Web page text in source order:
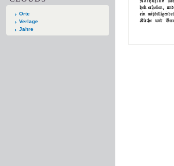
Orte
Verlage
Jahre